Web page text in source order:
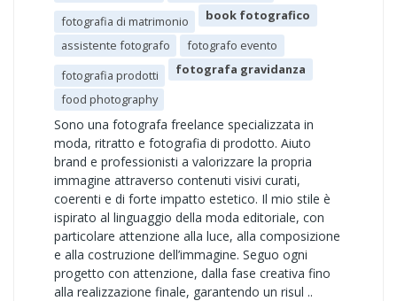
fotografia di matrimonio
book fotografico
assistente fotografo
fotografo evento
fotografia prodotti
fotografa gravidanza
food photography
Sono una fotografa freelance specializzata in
moda, ritratto e fotografia di prodotto. Aiuto
brand e professionisti a valorizzare la propria
immagine attraverso contenuti visivi curati,
coerenti e di forte impatto estetico. Il mio stile è
ispirato al linguaggio della moda editoriale, con
particolare attenzione alla luce, alla composizione
e alla costruzione dell’immagine. Seguo ogni
progetto con attenzione, dalla fase creativa fino
alla realizzazione finale, garantendo un risul ..